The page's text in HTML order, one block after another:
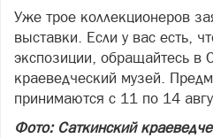
Уже трое коллекционеров
выставки. Если у вас есть,
экспозиции, обращайтесь в
краеведческий музей.
принимаются с 11 по 14
Фото: Саткинский